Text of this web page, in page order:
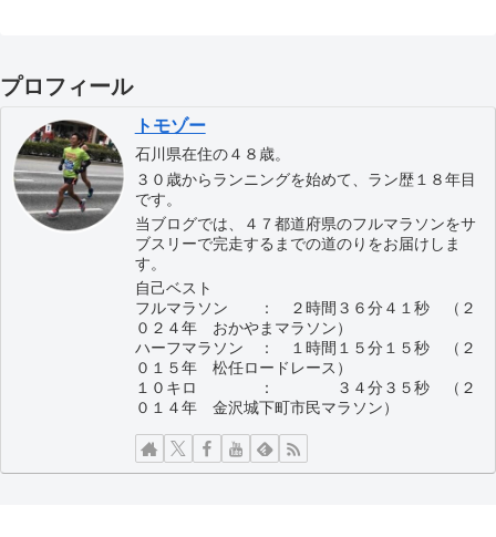
プロフィール
トモゾー
石川県在住の４８歳。
３０歳からランニングを始めて、ラン歴１８年目
です。
当ブログでは、４７都道府県のフルマラソンをサ
ブスリーで完走するまでの道のりをお届けしま
す。
自己ベスト
フルマラソン ： ２時間３６分４１秒 （２
０２４年 おかやまマラソン）
ハーフマラソン ： １時間１５分１５秒 （２
０１５年 松任ロードレース）
１０キロ ： ３４分３５秒 （２
０１４年 金沢城下町市民マラソン）